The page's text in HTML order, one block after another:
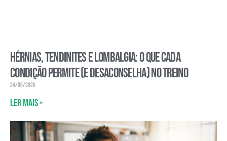
Hérnias, tendinites e lombalgia: o que cada
condição permite (e desaconselha) no treino
24/06/2026
Ler mais »